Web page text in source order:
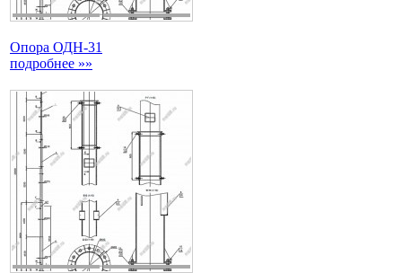
Опора ОДН-31
подробнее »»